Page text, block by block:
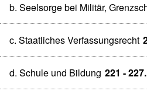
b. Seelsorge bei Militär,
c. Staatliches Verfassungsrecht
d. Schule und Bildung 221 -